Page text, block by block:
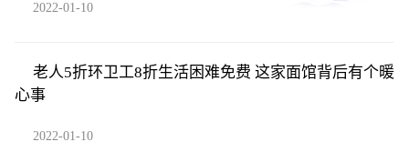
2022-01-10
老人5折环卫工8折生活困难免费 这家面馆背后有个暖
心事
2022-01-10